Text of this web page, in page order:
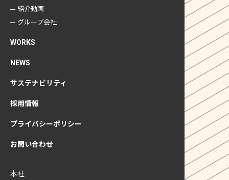
紹介動画
グループ会社
WORKS
NEWS
サステナビリティ
採用情報
プライバシーポリシー
お問い合わせ
本社